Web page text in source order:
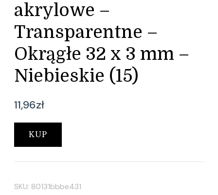
akrylowe –
Transparentne –
Okrągłe 32 x 3 mm –
Niebieskie (15)
11,96zł
KUP
SKU: 80131bbbe431